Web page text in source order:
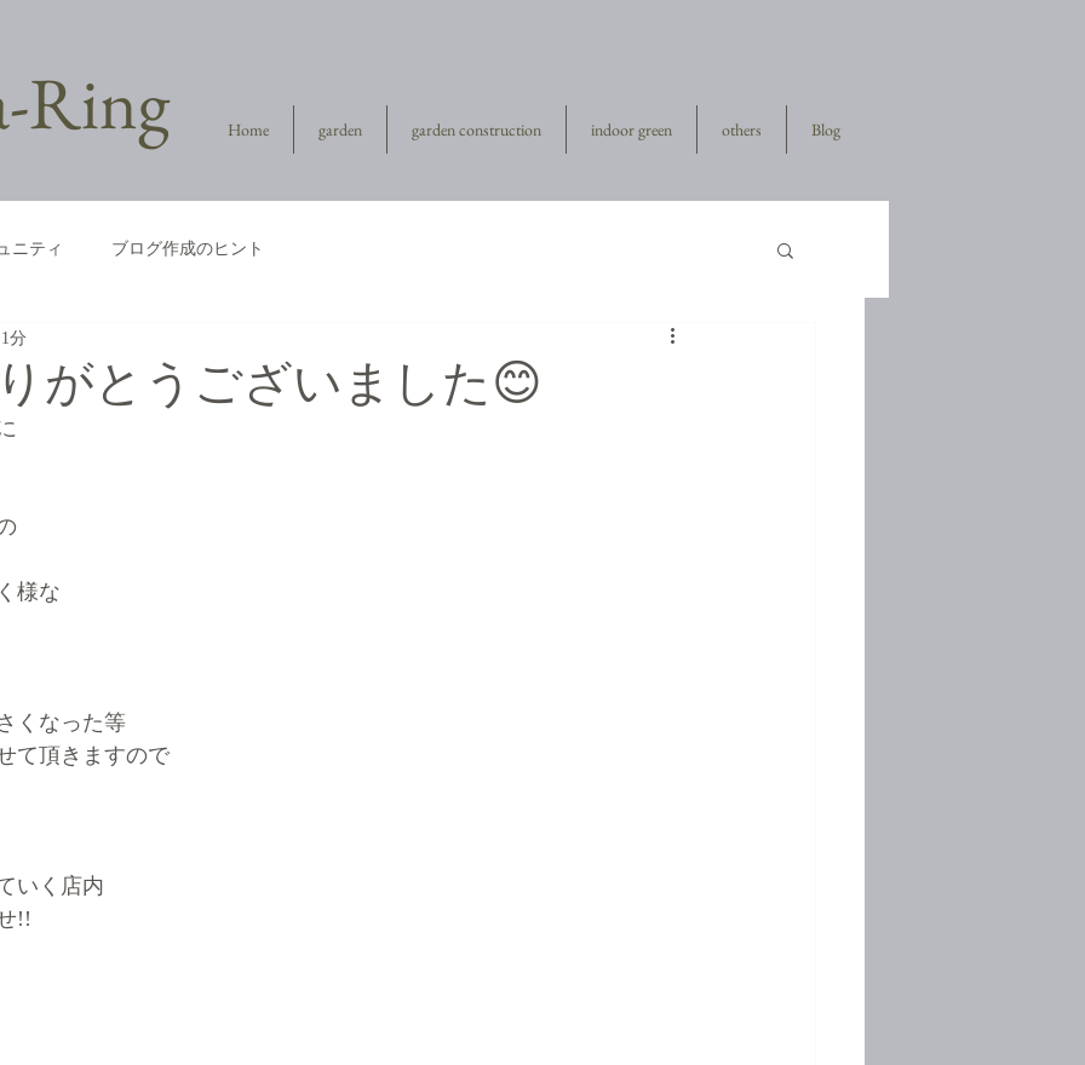
Home garden garden construction indoor green others Blog
Ring
ニティ ブログ作成のヒント
がとうございました😊
分
様な
くなった等
て頂きますので
いく店内
!!